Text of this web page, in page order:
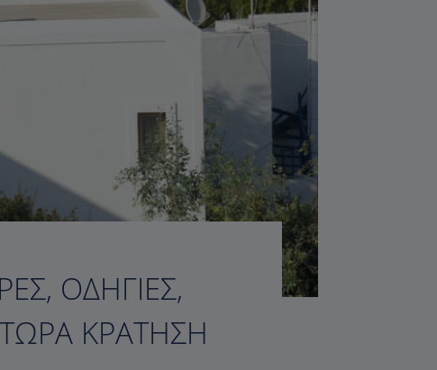
ΟΔΗΓΊΕΣ,
ΚΡΆΤΗΣΗ